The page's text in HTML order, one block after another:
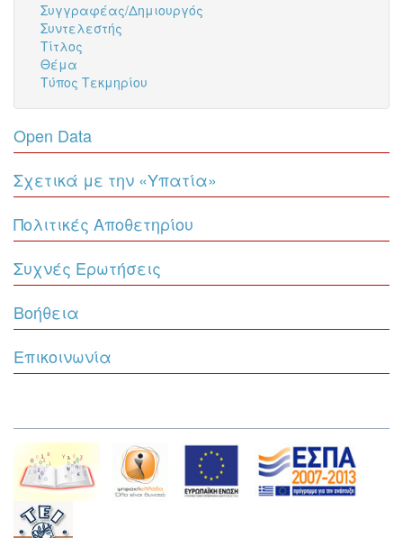
Συγγραφέας/Δημιουργός
Συντελεστής
Τίτλος
Θέμα
Τύπος Τεκμηρίου
Open Data
Σχετικά με την «Υπατία»
Πολιτικές Αποθετηρίου
Συχνές Ερωτήσεις
Βοήθεια
Επικοινωνία